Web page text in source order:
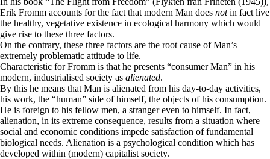
Erik Fromm accounts for the fact that modern Man does notin fact live
the healthy, vegetative existence in ecological harmony which would
give rise to these three factors.
On the contrary, these three factors are the root cause of Man’s
extremely problematic attitude to life.
Characteristic for Fromm is that he presents “consumer Man” in his
modern, industrialised society as alienated.
By this he means that Man is alienated from his day-to-day activities,
his work, the “human” side of himself, the objects of his consumption.
He is foreign to his fellow men, a stranger even to himself. In fact,
alienation, in its extreme consequence, results from a situation where
social and economic conditions impede satisfaction of fundamental
biological needs. Alienation is a psychological condition which has
developed within (modern) capitalist society.